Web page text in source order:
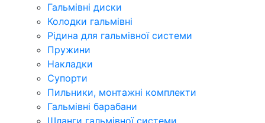
Гальмівні диски
Колодки гальмівні
Рідина для гальмівної системи
Пружини
Накладки
Супорти
Пильники, монтажні комплекти
Гальмівні барабани